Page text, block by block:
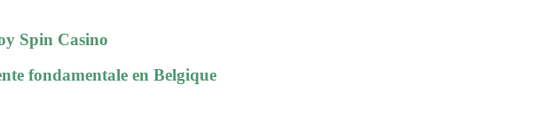
Spin Casino
fondamentale en Belgique